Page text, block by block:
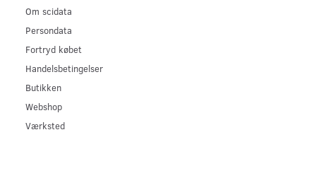
Om scidata
Persondata
Fortryd købet
Handelsbetingelser
Butikken
Webshop
Værksted